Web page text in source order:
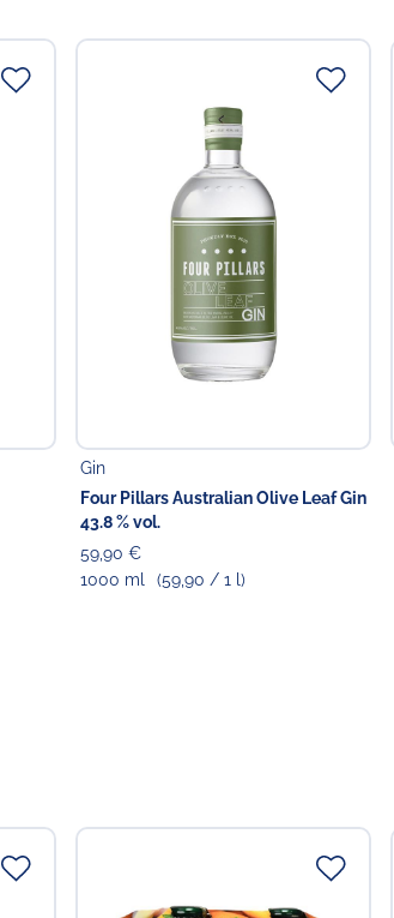
Gin
Four Pillars Australian Olive Leaf Gin
43.8 % vol.
59,90 €
1000 ml
(59,90 / 1 l)